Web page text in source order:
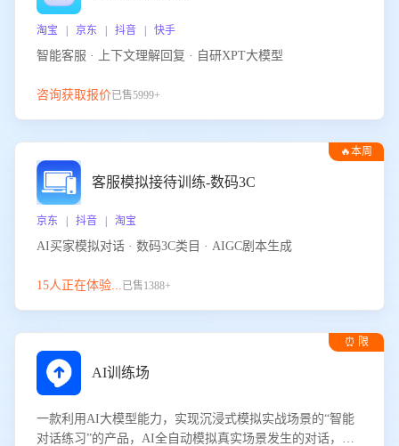
淘宝 | 京东 | 抖音 | 快手
智能客服 · 上下文理解回复 · 自研XPT大模型
咨询获取报价已售5999+
🔥本周
客服模拟接待训练-数码3C
京东 | 抖音 | 淘宝
AI买家模拟对话 · 数码3C类目 · AIGC剧本生成
15人正在体验...已售1388+
⏰ 限
AI训练场
一款利用AI大模型能力，实现沉浸式模拟实战场景的“智能
对话练习”的产品，AI全自动模拟真实场景发生的对话，企